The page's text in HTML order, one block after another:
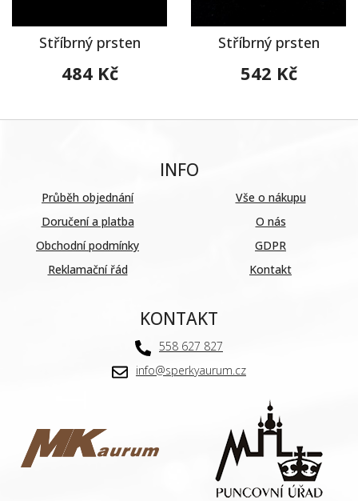
Stříbrný prsten
484 Kč
Stříbrný prsten
542 Kč
INFO
Průběh objednání
Doručení a platba
Obchodní podmínky
Reklamační řád
Vše o nákupu
O nás
GDPR
Kontakt
KONTAKT
558 627 827
info@sperkyaurum.cz